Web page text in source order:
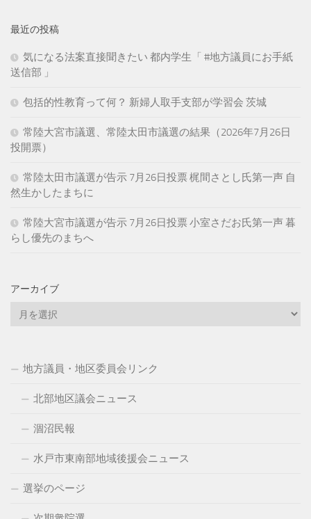
最近の投稿
気になる法案直接聞きたい 都内学生「 #地方議員にお手紙
送信部 」
包括的性教育って何？ 新婦人取手支部が学習会 茨城
常陸大宮市議選、常陸太田市議選の結果（2026年7月26日
投開票）
常陸太田市議選が告示 7月26日投票 梶間さとし氏第一声 自
然生かしたまちに
常陸大宮市議選が告示 7月26日投票 小室さだお氏第一声 暮
らし優先のまちへ
アーカイブ
地方議員・地区委員会リンク
北部地区議会ニュース
涸沼民報
水戸市東南部地域後援会ニュース
選挙のページ